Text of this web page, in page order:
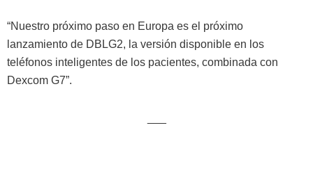
“Nuestro próximo paso en Europa es el próximo
lanzamiento de DBLG2, la versión disponible en los
teléfonos inteligentes de los pacientes, combinada con
Dexcom G7”.